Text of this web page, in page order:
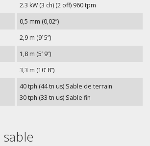
2.3 kW (3 ch) (2 off) 960 tpm
0,5 mm (0,02”)
2,9 m (9’ 5”)
1,8 m (5’ 9”)
3,3 m (10’ 8”)
40 tph (44 tn us) Sable de terrain
30 tph (33 tn us) Sable fin
sable